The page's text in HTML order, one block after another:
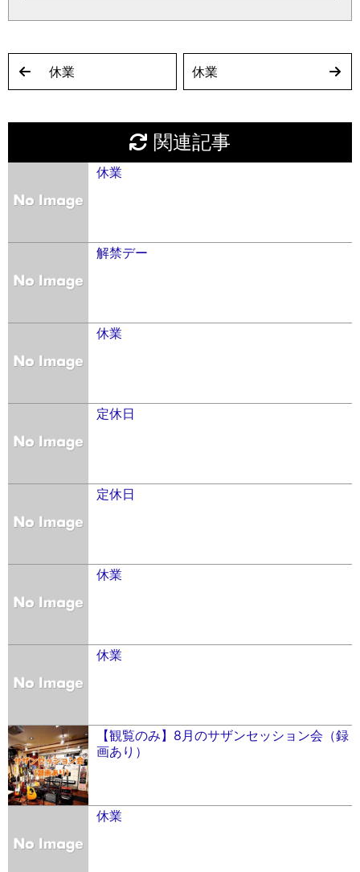
休業 休業
関連記事
休業
解禁デー
休業
定休日
定休日
休業
休業
【観覧のみ】8月のサザンセッション会（録
画あり）
休業